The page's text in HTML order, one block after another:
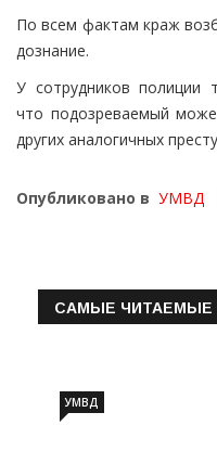
По всем фактам краж
дознание.
У сотрудников полиции
что подозреваемый
других аналогичных
Опубликовано в УМВД
САМЫЕ ЧИТАЕМЫЕ
УМВД